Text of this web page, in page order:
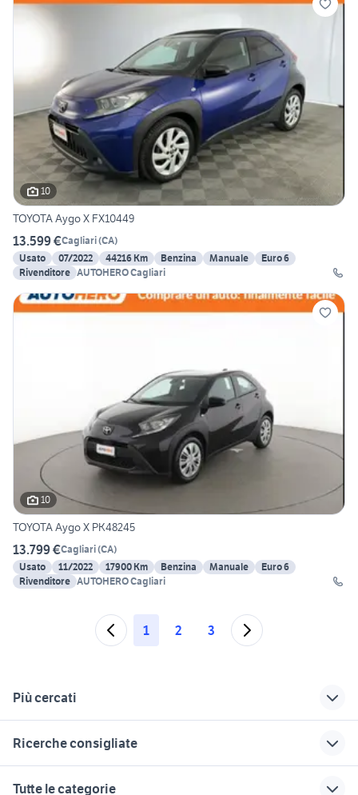
10
TOYOTA Aygo X FX10449
13.599 €Cagliari(CA)
Usato
07/2022 44216 Km Benzina Manuale
Euro 6
Rivenditore AUTOHERO Cagliari
10
TOYOTA Aygo X PK48245
13.799 €Cagliari(CA)
Usato
11/2022 17900 Km Benzina Manuale
Euro 6
Rivenditore AUTOHERO Cagliari
1 2 3
Più cercati
Ricerche consigliate
Tutte le categorie